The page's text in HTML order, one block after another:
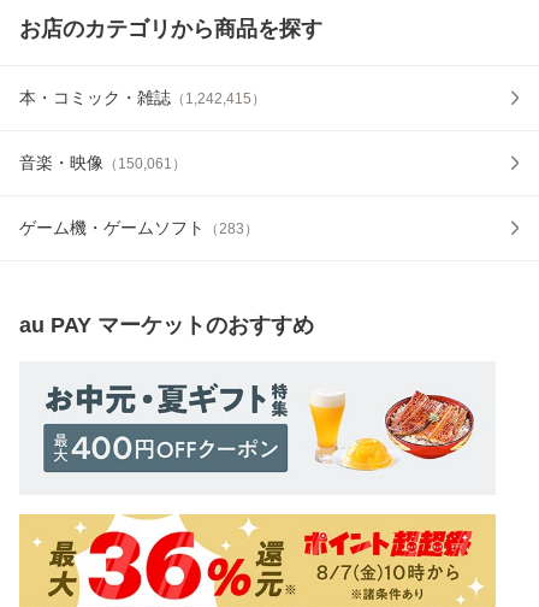
お店のカテゴリから商品を探す
本・コミック・雑誌 （ 1,242,415 ）
音楽・映像 （ 150,061 ）
ゲーム機・ゲームソフト （283 ）
au PAY マーケットのおすすめ